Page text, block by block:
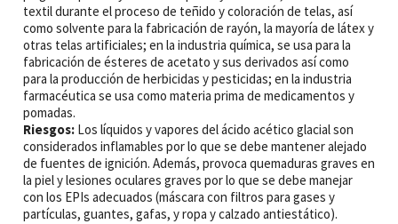
textil durante el proceso de teñido y coloración de telas, así
como solvente para la fabricación de rayón, la mayoría de látex y
otras telas artificiales; en la industria química, se usa para la
fabricación de ésteres de acetato y sus derivados así como
para la producción de herbicidas y pesticidas; en la industria
farmacéutica se usa como materia prima de medicamentos y
pomadas.
Riesgos: Los líquidos y vapores del ácido acético glacial son
considerados inflamables por lo que se debe mantener alejado
de fuentes de ignición. Además, provoca quemaduras graves en
la piel y lesiones oculares graves por lo que se debe manejar
con los EPIs adecuados (máscara con filtros para gases y
partículas, guantes, gafas, y ropa y calzado antiestático).